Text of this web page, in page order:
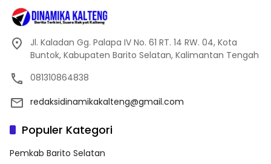
Jl. Kaladan Gg. Palapa IV No. 61 RT. 14 RW. 04, Kota
Buntok, Kabupaten Barito Selatan, Kalimantan Tengah
081310864838
redaksidinamikakalteng@gmail.com
Populer Kategori
Pemkab Barito Selatan